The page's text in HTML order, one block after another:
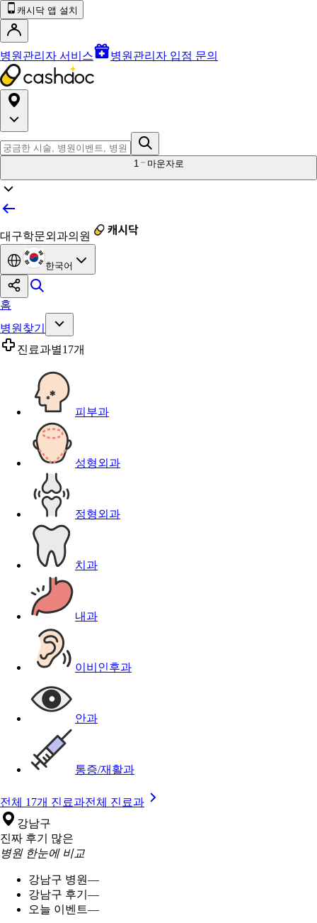
캐시닥 앱 설치
병원관리자 서비스 병원관리자 입점 문의
1 마운자로
대구학문외과의원
한국어
홈
병원찾기
진료과별17개
피부과
성형외과
정형외과
치과
내과
이비인후과
안과
통증/재활과
전체 17개 진료과전체 진료과
강남구
진짜 후기 많은
병원 한눈에 비교
강남구 병원—
강남구 후기 —
오늘 이벤트—